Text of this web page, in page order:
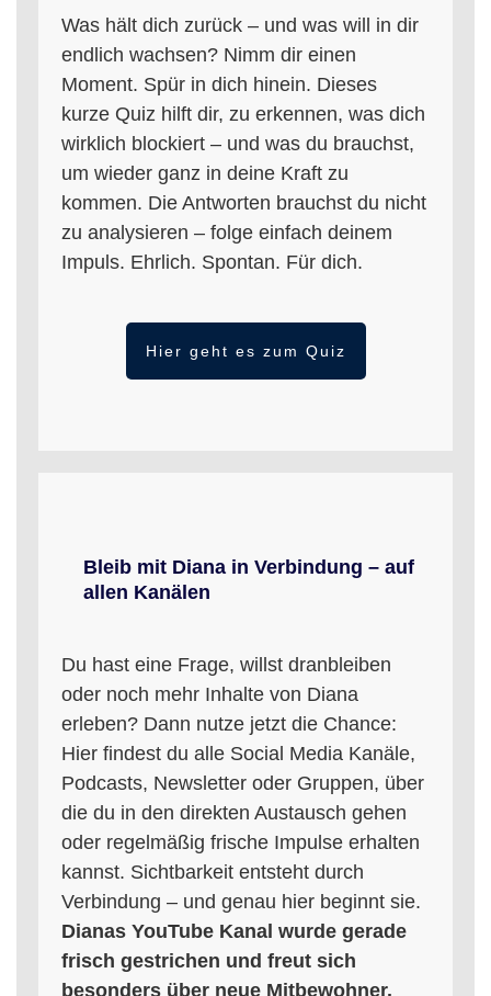
Was hält dich zurück – und was will in dir
endlich wachsen? Nimm dir einen
Moment. Spür in dich hinein. Dieses
kurze Quiz hilft dir, zu erkennen, was dich
wirklich blockiert – und was du brauchst,
um wieder ganz in deine Kraft zu
kommen. Die Antworten brauchst du nicht
zu analysieren – folge einfach deinem
Impuls. Ehrlich. Spontan. Für dich.
Hier geht es zum Quiz
Bleib mit Diana in Verbindung – auf
allen Kanälen
Du hast eine Frage, willst dranbleiben
oder noch mehr Inhalte von Diana
erleben? Dann nutze jetzt die Chance:
Hier findest du alle Social Media Kanäle,
Podcasts, Newsletter oder Gruppen, über
die du in den direkten Austausch gehen
oder regelmäßig frische Impulse erhalten
kannst. Sichtbarkeit entsteht durch
Verbindung – und genau hier beginnt sie.
Dianas YouTube Kanal wurde gerade
frisch gestrichen und freut sich
besonders über neue Mitbewohner.